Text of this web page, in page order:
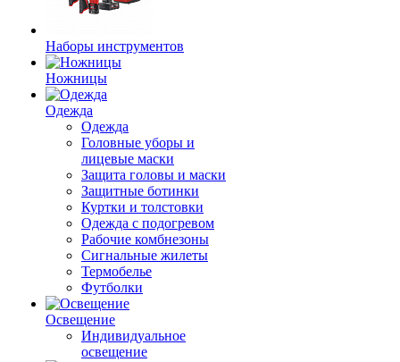
Наборы инструментов
Ножницы
Одежда
Одежда
Головные уборы и
лицевые маски
Защита головы и маски
Защитные ботинки
Куртки и толстовки
Одежда с подогревом
Рабочие комбнезоны
Сигнальные жилеты
Термобелье
Футболки
Освещение
Индивидуальное
освещение